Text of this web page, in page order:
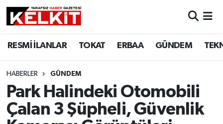
RESMİ İLANLAR TOKAT ERBAA GÜNDEM
HABERLER GÜNDEM
Park Halindeki Otomobili
Çalan 3 Şüpheli, Güvenlik